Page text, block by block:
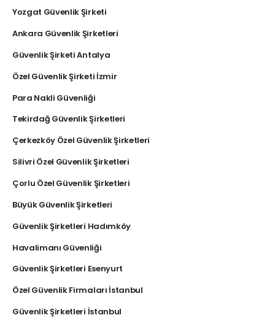
Yozgat Güvenlik Şirketi
Ankara Güvenlik Şirketleri
Güvenlik Şirketi Antalya
Özel Güvenlik Şirketi İzmir
Para Nakli Güvenliği
Tekirdağ Güvenlik Şirketleri
Çerkezköy Özel Güvenlik Şirketleri
Silivri Özel Güvenlik Şirketleri
Çorlu Özel Güvenlik Şirketleri
Büyük Güvenlik Şirketleri
Güvenlik Şirketleri Hadımköy
Havalimanı Güvenliği
Güvenlik Şirketleri Esenyurt
Özel Güvenlik Firmaları İstanbul
Güvenlik Şirketleri İstanbul